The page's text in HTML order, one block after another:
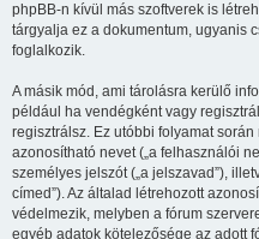
phpBB-n kívül más szoftverek is
tárgyalja ez a dokumentum, ugyanis
foglalkozik.
A másik mód, ami tárolásra kerülő
például ha vendégként vagy
regisztrálsz. Ez utóbbi folyamat
azonosítható nevet („a felhasználói
személyes jelszót („a jelszavad”),
címed”). Az általad létrehozott
védelmezik, melyben a fórum
egyéb adatok kötelezősége az adott